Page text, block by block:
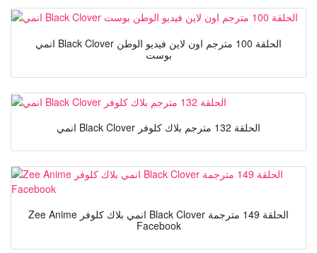
انمي Black Clover الحلقة 100 مترجم اون لاين فيديو الوطن
بوست
انمي Black Clover الحلقة 132 مترجم بلاك كلوفر
Zee Anime انمي بلاك كلوفر Black Clover الحلقة 149 مترجمة
Facebook